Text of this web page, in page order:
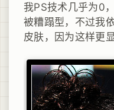
我PS技术几乎为0
被糟蹋型，不过我
皮肤，因为这样更